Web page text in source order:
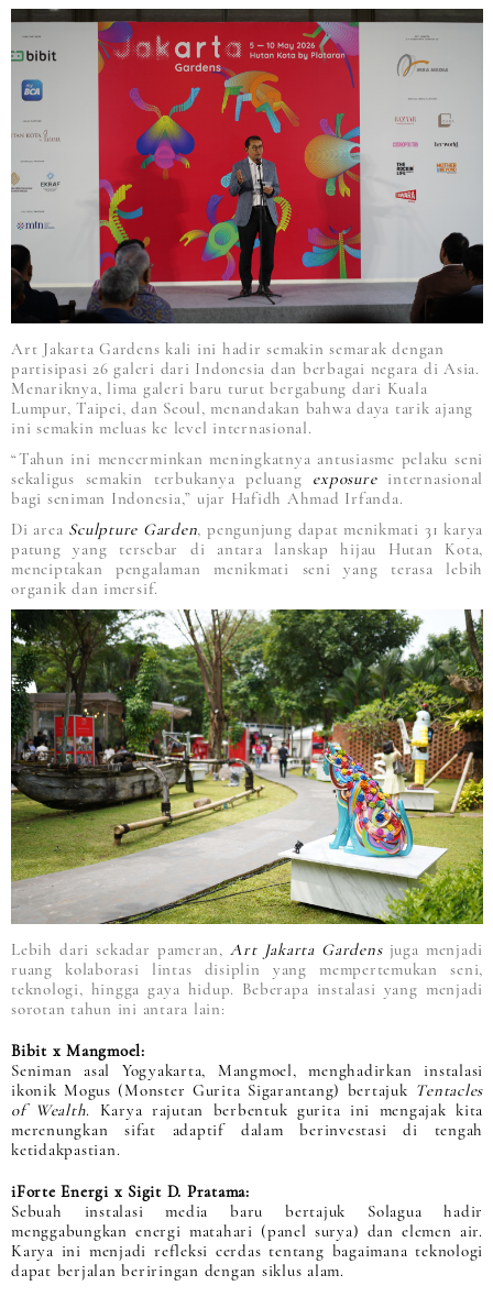
Art Jakarta Gardens kali ini hadir semakin semarak dengan
partisipasi 26 galeri dari Indonesia dan berbagai negara di Asia.
Menariknya, lima galeri baru turut bergabung dari Kuala
Lumpur, Taipei, dan Seoul, menandakan bahwa daya tarik ajang
ini semakin meluas ke level internasional.
“Tahun ini mencerminkan meningkatnya antusiasme pelaku seni
sekaligus semakin terbukanya peluang exposure internasional
bagi seniman Indonesia,” ujar Hafidh Ahmad Irfanda.
Di area Sculpture Garden, pengunjung dapat menikmati 31 karya
patung yang tersebar di antara lanskap hijau Hutan Kota,
menciptakan pengalaman menikmati seni yang terasa lebih
organik dan imersif.
Lebih dari sekadar pameran, Art Jakarta Gardensjuga menjadi
ruang kolaborasi lintas disiplin yang mempertemukan seni,
teknologi, hingga gaya hidup. Beberapa instalasi yang menjadi
sorotan tahun ini antara lain:
Bibit x Mangmoel:
Seniman asal Yogyakarta, Mangmoel, menghadirkan instalasi
ikonik Mogus (Monster Gurita Sigarantang) bertajuk Tentacles
of Wealth. Karya rajutan berbentuk gurita ini mengajak kita
merenungkan sifat adaptif dalam berinvestasi di tengah
ketidakpastian.
iForte Energi x Sigit D. Pratama:
Sebuah instalasi media baru bertajuk Solagua hadir
menggabungkan energi matahari (panel surya) dan elemen air.
Karya ini menjadi refleksi cerdas tentang bagaimana teknologi
dapat berjalan beriringan dengan siklus alam.